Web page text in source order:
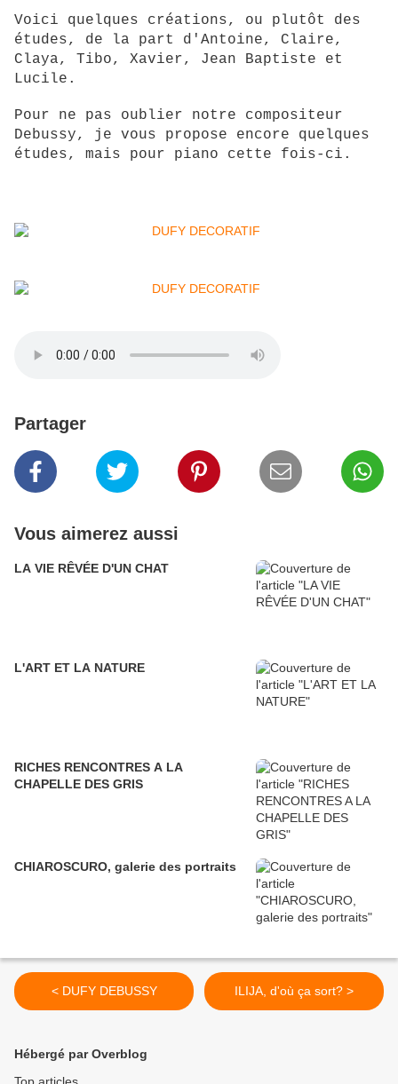
Voici quelques créations, ou plutôt des
études, de la part d'Antoine, Claire,
Claya, Tibo, Xavier, Jean Baptiste et
Lucile.
Pour ne pas oublier notre compositeur
Debussy, je vous propose encore quelques
études, mais pour piano cette fois-ci.
Partager
Vous aimerez aussi
LA VIE RÊVÉE D'UN CHAT
L'ART ET LA NATURE
RICHES RENCONTRES A LA
CHAPELLE DES GRIS
CHIAROSCURO, galerie des portraits
< DUFY DEBUSSY ILIJA, d'où ça sort? >
Hébergé par Overblog